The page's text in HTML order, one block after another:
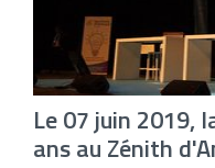
Le 07 juin 2019,
ans au Zénith